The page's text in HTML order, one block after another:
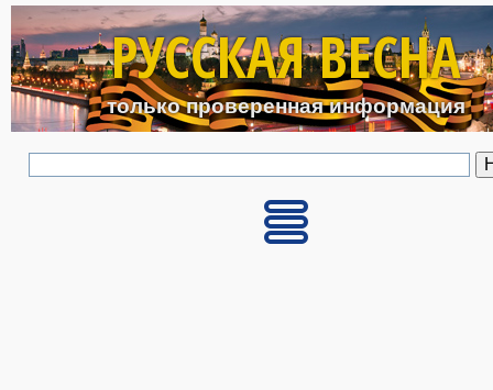
Перейти к основному
РУССКАЯ ВЕСНА
только проверенная информация